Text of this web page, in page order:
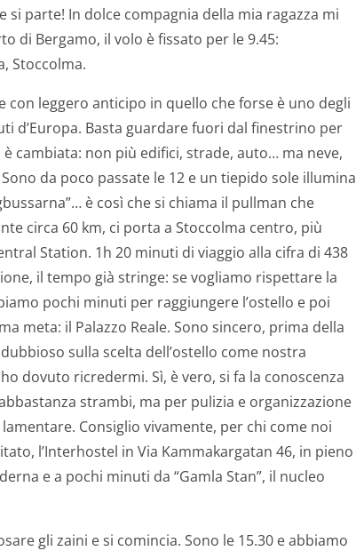
si parte! In dolce compagnia della mia ragazza mi
di Bergamo, il volo è fissato per le 9.45:
Stoccolma.
con leggero anticipo in quello che forse è uno degli
d’Europa. Basta guardare fuori dal finestrino per
è cambiata: non più edifici, strade, auto… ma neve,
da poco passate le 12 e un tiepido sole illumina
è così che si chiama il pullman che
circa 60 km, ci porta a Stoccolma centro, più
Station. 1h 20 minuti di viaggio alla cifra di 438
il tempo già stringe: se vogliamo rispettare la
pochi minuti per raggiungere l’ostello e poi
meta: il Palazzo Reale. Sono sincero, prima della
sulla scelta dell’ostello come nostra
dovuto ricredermi. Sì, è vero, si fa la conoscenza
strambi, ma per pulizia e organizzazione
Consiglio vivamente, per chi come noi
l’Interhostel in Via Kammakargatan 46, in pieno
e a pochi minuti da “Gamla Stan”, il nucleo
gli zaini e si comincia. Sono le 15.30 e abbiamo